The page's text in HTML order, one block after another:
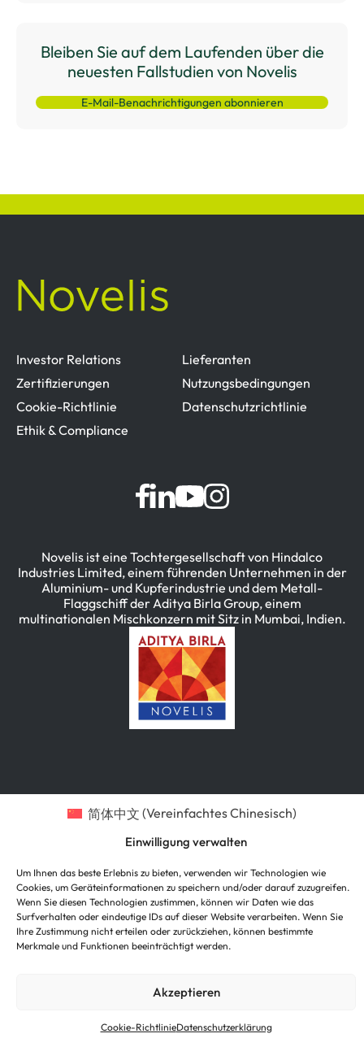
Einwilligung verwalten
Um Ihnen das beste Erlebnis zu bieten, verwenden wir Technologien wie
Cookies, um Geräteinformationen zu speichern und/oder darauf zuzugreifen.
Wenn Sie diesen Technologien zustimmen, können wir Daten wie das
Surfverhalten oder eindeutige IDs auf dieser Website verarbeiten. Wenn Sie
Ihre Zustimmung nicht erteilen oder zurückziehen, können bestimmte
Merkmale und Funktionen beeinträchtigt werden.
Akzeptieren
Cookie-RichtlinieDatenschutzerklärung
Bleiben Sie auf dem Laufenden über die
neuesten Fallstudien von Novelis
E-Mail-Benachrichtigungen abonnieren
Investor Relations
Lieferanten
Zertifizierungen
Nutzungsbedingungen
Cookie-Richtlinie
Datenschutzrichtlinie
Ethik & Compliance
Novelis ist eine Tochtergesellschaft von Hindalco
Industries Limited, einem führenden Unternehmen in der
Aluminium- und Kupferindustrie und dem Metall-
Flaggschiff der Aditya Birla Group, einem
multinationalen Mischkonzern mit Sitz in Mumbai, Indien.
简体中文 (Vereinfachtes Chinesisch)
English(Englisch)
Deutsch
Português(Portugiesisch, Brasilien)